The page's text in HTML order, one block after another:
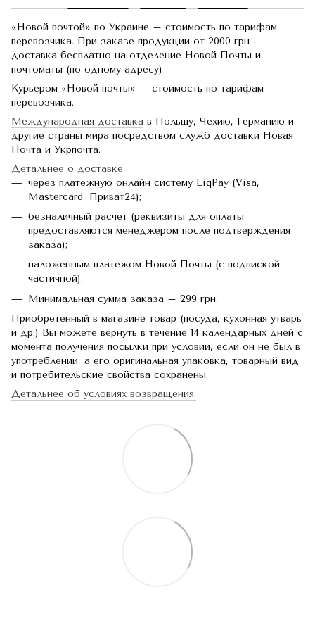
«Новой почтой» по Украине – стоимость по тарифам
перевозчика. При заказе продукции от 2000 грн -
доставка бесплатно на отделение Новой Почты и
почтоматы (по одному адресу)
Курьером «Новой почты» – стоимость по тарифам
перевозчика.
Международная доставка в Польшу, Чехию, Германию и
другие страны мира посредством служб доставки Новая
Почта и Укрпочта.
Детальнее о доставке
через платежную онлайн систему LiqPay (Visa,
Mastercard, Приват24);
безналичный расчет (реквизиты для оплаты
предоставляются менеджером после подтверждения
заказа);
наложенным платежом Новой Почты (с подпиской
частичной).
Минимальная сумма заказа – 299 грн.
Приобретенный в магазине товар (посуда, кухонная утварь
и др.) Вы можете вернуть в течение 14 календарных дней с
момента получения посылки при условии, если он не был в
употреблении, а его оригинальная упаковка, товарный вид
и потребительские свойства сохранены.
Детальнее об условиях возвращения.